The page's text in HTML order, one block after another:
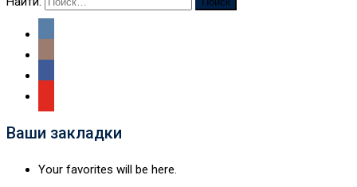
Ваши закладки
Your favorites will be here.